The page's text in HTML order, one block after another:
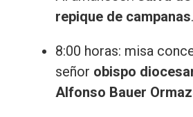
repique de campanas.
8:00 horas: misa
señor obispo
Alfonso Bauer